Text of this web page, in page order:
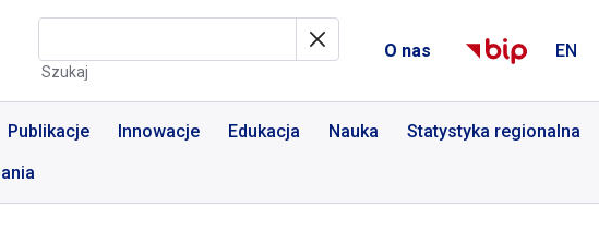
Informacyjny
Szukaj
O nas EN
Publikacje Innowacje Edukacja Nauka Statystyka regionalna